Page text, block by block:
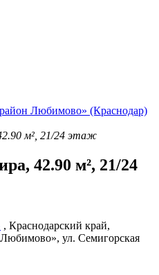
Любимово» (Краснодар)
м², 21/24 этаж
42.90 м², 21/24
, Краснодарский край,
ул. Семигорская